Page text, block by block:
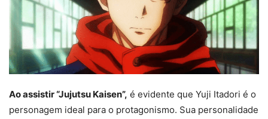
Ao assistir “Jujutsu Kaisen”, é evidente que Yuji Itadori é o
personagem ideal para o protagonismo. Sua personalidade